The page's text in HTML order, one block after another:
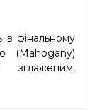
в фінальному
(Mahogany)